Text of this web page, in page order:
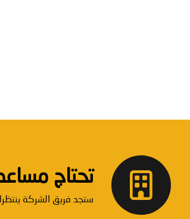
تحتاج مساعدة
ستجد فريق الشركة